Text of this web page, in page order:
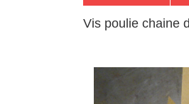
Vis poulie chaine